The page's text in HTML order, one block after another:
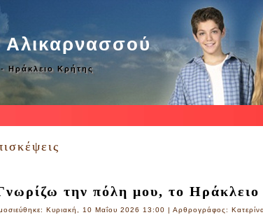
Αλικαρνασσού
Ηράκλειο Κρήτης
την πόλη μου, το Ηράκλειο
Κυριακή, 10 Μαΐου 2026 13:00 | Αρθρογράφος: